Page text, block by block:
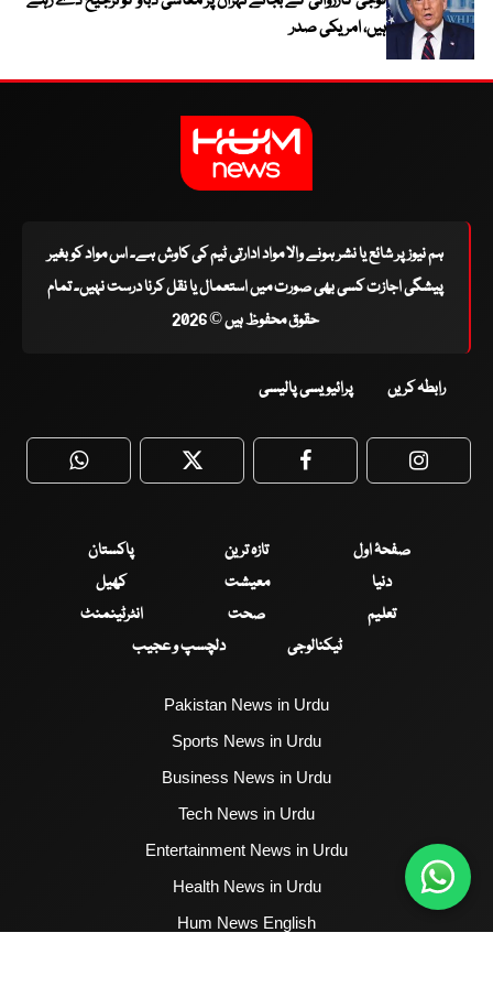
ہیں، امریکی صدر
ہم نیوز پر شائع یا نشر ہونے والا مواد ادارتی ٹیم کی کاوش ہے۔ اس مواد کو بغیر
پیشگی اجازت کسی بھی صورت میں استعمال یا نقل کرنا درست نہیں۔ تمام
حقوق محفوظ ہیں © 2026
رابطہ کریں پرائیویسی پالیسی
WhatsApp Twitter Facebook
صفحۂ اول تازہ ترین
پاکستان
دنیا
معیشت
کھیل
تعلیم
صحت
انٹرٹینمنٹ
ٹیکنالوجی
دلچسپ و عجیب
Pakistan News in Urdu
Sports News in Urdu
Business News in Urdu
Tech News in Urdu
Entertainment News in Urdu
Health News in Urdu
Hum News English